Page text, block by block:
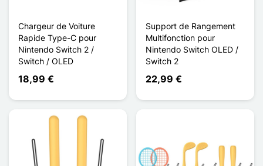
Chargeur de Voiture
Rapide Type-C pour
Nintendo Switch 2 /
Switch / OLED
18,99 €
Support de Rangement
Multifonction pour
Nintendo Switch OLED /
Switch 2
22,99 €